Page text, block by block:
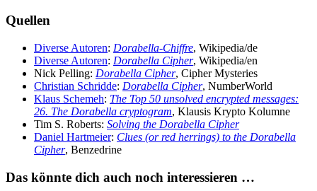
Quellen
Diverse Autoren: Dorabella-Chiffre, Wikipedia/de
Diverse Autoren: Dorabella Cipher, Wikipedia/en
Nick Pelling: Dorabella Cipher, Cipher Mysteries
Christian Schridde: Dorabella Cipher, NumberWorld
Klaus Schemeh: The Top 50 unsolved encrypted messages:
26. The Dorabella cryptogram, Klausis Krypto Kolumne
Tim S. Roberts: Solving the Dorabella Cipher
Daniel Hartmeier: Clues (or red herrings) to the Dorabella
Cipher, Benzedrine
Das könnte dich auch noch interessieren …